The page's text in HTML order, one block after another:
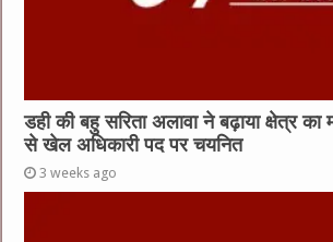
डही की बहु सरिता अलावा ने बढ़ाया क्षेत्र का
से खेल अधिकारी पद पर चयनित
3 weeks ago